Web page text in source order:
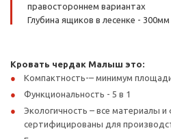
правостороннем вариантах
Глубина ящиков в лесенке - 300мм
Кровать чердак Малыш это:
Компактность-– минимум
Функциональность - 5 в 1
Экологичность – все материалы и
сертифицированы для